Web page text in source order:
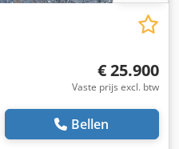
€ 25.900
Vaste prijs excl. btw
Bellen